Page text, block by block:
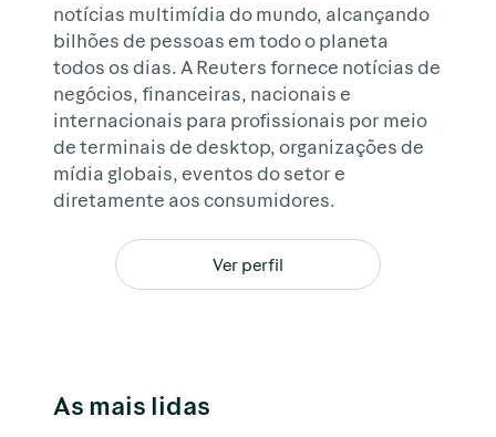
notícias multimídia do mundo, alcançando
bilhões de pessoas em todo o planeta
todos os dias. A Reuters fornece notícias de
negócios, financeiras, nacionais e
internacionais para profissionais por meio
de terminais de desktop, organizações de
mídia globais, eventos do setor e
diretamente aos consumidores.
Ver perfil
As mais lidas